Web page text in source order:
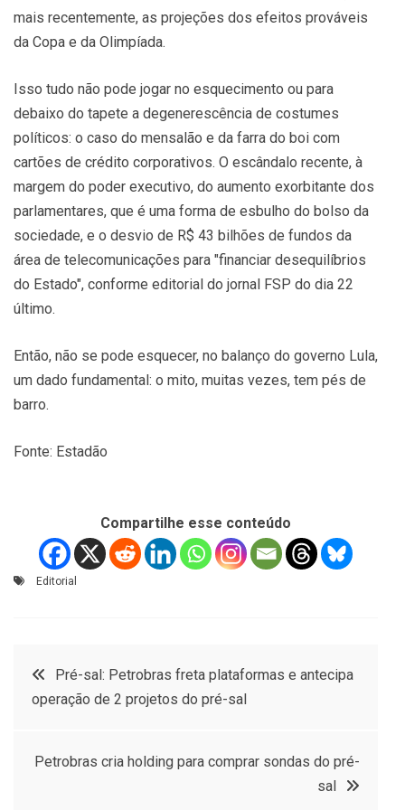
mais recentemente, as projeções dos efeitos prováveis
da Copa e da Olimpíada.
Isso tudo não pode jogar no esquecimento ou para
debaixo do tapete a degenerescência de costumes
políticos: o caso do mensalão e da farra do boi com
cartões de crédito corporativos. O escândalo recente, à
margem do poder executivo, do aumento exorbitante dos
parlamentares, que é uma forma de esbulho do bolso da
sociedade, e o desvio de R$ 43 bilhões de fundos da
área de telecomunicações para "financiar desequilíbrios
do Estado", conforme editorial do jornal FSP do dia 22
último.
Então, não se pode esquecer, no balanço do governo Lula,
um dado fundamental: o mito, muitas vezes, tem pés de
barro.
Fonte: Estadão
Compartilhe esse conteúdo
Editorial
Navegação
de
Post
Pré-sal: Petrobras freta plataformas e antecipa
operação de 2 projetos do pré-sal
Petrobras cria holding para comprar sondas do pré-
sal